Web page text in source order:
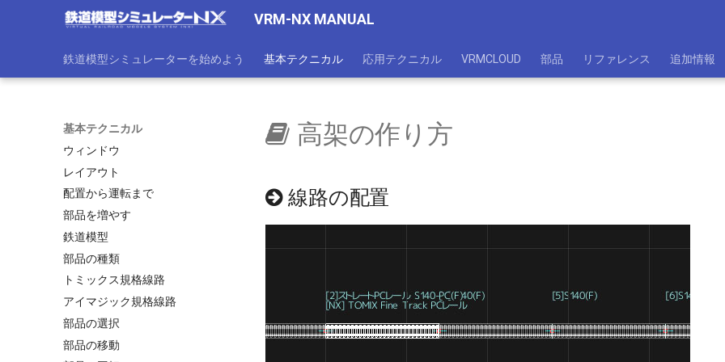
VRM-NX MANUAL
鉄道模型シミュレーターを始めよう 基本テクニカル 応用テクニカル VRMCLOUD 部品 リファレンス 追加情報
基本テクニカル
ウィンドウ
レイアウト
配置から運転まで
部品を増やす
鉄道模型
部品の種類
トミックス規格線路
アイマジック規格線路
部品の選択
部品の移動
高架の作り方
線路の配置